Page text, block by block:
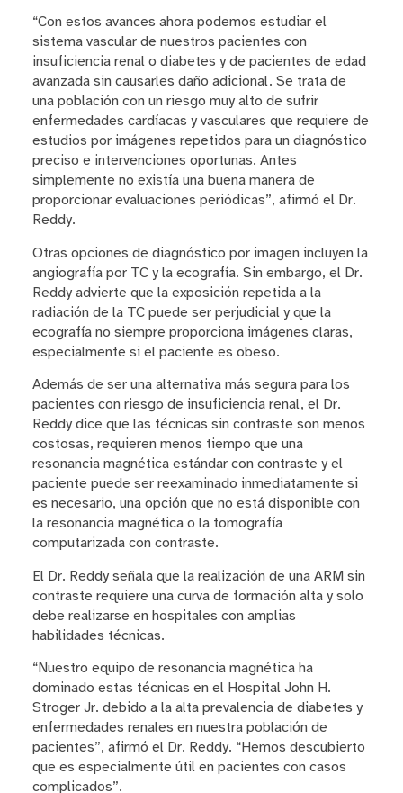
“Con estos avances ahora podemos estudiar el
sistema vascular de nuestros pacientes con
insuficiencia renal o diabetes y de pacientes de edad
avanzada sin causarles daño adicional. Se trata de
una población con un riesgo muy alto de sufrir
enfermedades cardíacas y vasculares que requiere de
estudios por imágenes repetidos para un diagnóstico
preciso e intervenciones oportunas. Antes
simplemente no existía una buena manera de
proporcionar evaluaciones periódicas”, afirmó el Dr.
Reddy.
Otras opciones de diagnóstico por imagen incluyen la
angiografía por TC y la ecografía. Sin embargo, el Dr.
Reddy advierte que la exposición repetida a la
radiación de la TC puede ser perjudicial y que la
ecografía no siempre proporciona imágenes claras,
especialmente si el paciente es obeso.
Además de ser una alternativa más segura para los
pacientes con riesgo de insuficiencia renal, el Dr.
Reddy dice que las técnicas sin contraste son menos
costosas, requieren menos tiempo que una
resonancia magnética estándar con contraste y el
paciente puede ser reexaminado inmediatamente si
es necesario, una opción que no está disponible con
la resonancia magnética o la tomografía
computarizada con contraste.
El Dr. Reddy señala que la realización de una ARM sin
contraste requiere una curva de formación alta y solo
debe realizarse en hospitales con amplias
habilidades técnicas.
“Nuestro equipo de resonancia magnética ha
dominado estas técnicas en el Hospital John H.
Stroger Jr. debido a la alta prevalencia de diabetes y
enfermedades renales en nuestra población de
pacientes”, afirmó el Dr. Reddy. “Hemos descubierto
que es especialmente útil en pacientes con casos
complicados”.